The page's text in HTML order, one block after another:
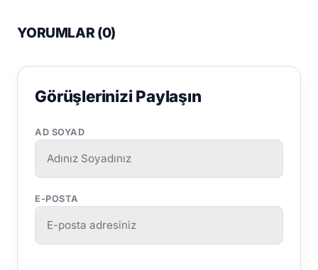
YORUMLAR (0)
Görüşlerinizi Paylaşın
AD SOYAD
E-POSTA